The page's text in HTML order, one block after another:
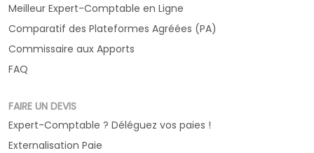
Meilleur Expert-Comptable en Ligne
Comparatif des Plateformes Agréées (PA)
Commissaire aux Apports
FAQ
FAIRE UN DEVIS
Expert-Comptable ? Déléguez vos paies !
Externalisation Paie